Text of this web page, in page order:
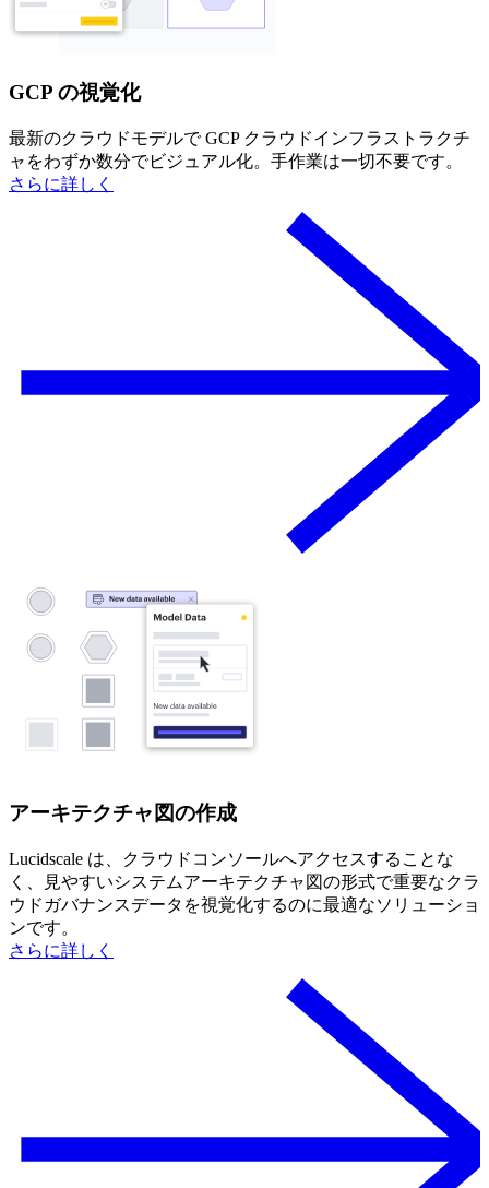
GCP の視覚化
最新のクラウドモデルで GCP クラウドインフラストラクチ
ャをわずか数分でビジュアル化。手作業は一切不要です。
さらに詳しく
アーキテクチャ図の作成
Lucidscale は、クラウドコンソールへアクセスすることな
く、見やすいシステムアーキテクチャ図の形式で重要なクラ
ウドガバナンスデータを視覚化するのに最適なソリューショ
ンです。
さらに詳しく